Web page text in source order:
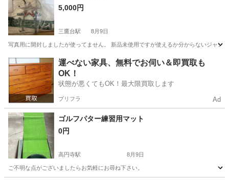
5,000円
三鷹台駅 8月9日
写真用に開封しましたが使ってません。 新品未使用ですが使えるか分からないジャ
東京 三鷹市 三鷹台駅 その他 ハイネケン
運べない家具、無料でお伺い＆即買取も
OK！
状態が悪くてもOK！最大限買取します
プリフラ Ad
ゴルフパター練習用マット
0円
高円寺駅 8月9日
ご不明な点がございましたらお気軽にお尋ね下さい。